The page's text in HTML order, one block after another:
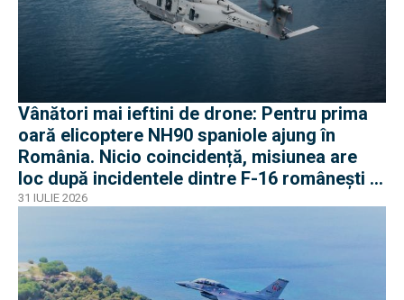
Vânători mai ieftini de drone: Pentru prima
oară elicoptere NH90 spaniole ajung în
România. Nicio coincidență, misiunea are
loc după incidentele dintre F-16 românești și
dronele ruse
31 IULIE 2026